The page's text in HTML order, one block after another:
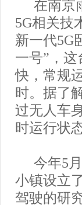
在南京
5G相关技
新一代5G
一号”，这
快，常规
时。据了
过无人车
时运行状态
今年5
小镇设立
驾驶的研